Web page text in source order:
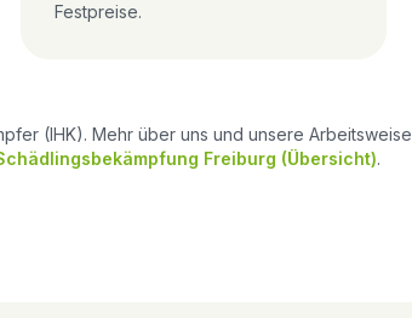
Festpreise.
(IHK). Mehr über uns und unsere Arbeitsweise
Freiburg (Übersicht).